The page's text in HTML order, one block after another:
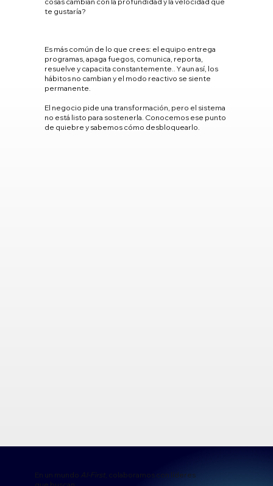
te gustaría?
Es más común de lo que crees: el equipo entrega
programas, apaga fuegos, comunica, reporta,
resuelve y capacita constantemente.. Y aun así, los
hábitos no cambian y el modo reactivo se siente
permanente.
El negocio pide una transformación, pero el sistema
no está listo para sostenerla. Conocemos ese punto
de quiebre y sabemos cómo desbloquearlo.
En un mundo AI-First
, colaboramos con líderes